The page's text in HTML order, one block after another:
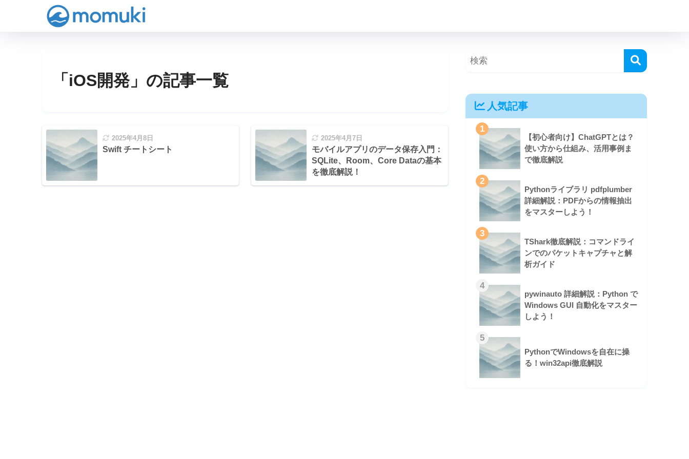
「iOS開発」の記事一覧
2025年4月8日
Swift チートシート
2025年4月7日
モバイルアプリのデータ保存入門：
SQLite、Room、Core Dataの基本
を徹底解説！
人気記事
1
【初心者向け】ChatGPTとは？
使い方から仕組み、活用事例ま
で徹底解説
2
Pythonライブラリ pdfplumber
詳細解説：PDFからの情報抽出
をマスターしよう！
3
TShark徹底解説：コマンドライ
ンでのパケットキャプチャと解
析ガイド
4
pywinauto 詳細解説：Python で
Windows GUI 自動化をマスター
しよう！
5
PythonでWindowsを自在に操
る！win32api徹底解説